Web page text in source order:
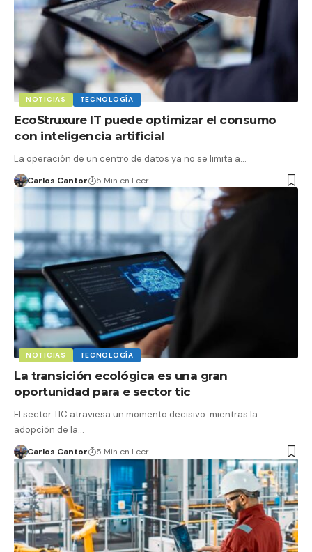
NOTICIAS TECNOLOGÍA
EcoStruxure IT puede optimizar el consumo
con inteligencia artificial
La operación de un centro de datos ya no se limita a…
Carlos Cantor 5 Min en Leer
NOTICIAS TECNOLOGÍA
La transición ecológica es una gran
oportunidad para e sector tic
El sector TIC atraviesa un momento decisivo: mientras la
adopción de la…
Carlos Cantor 5 Min en Leer